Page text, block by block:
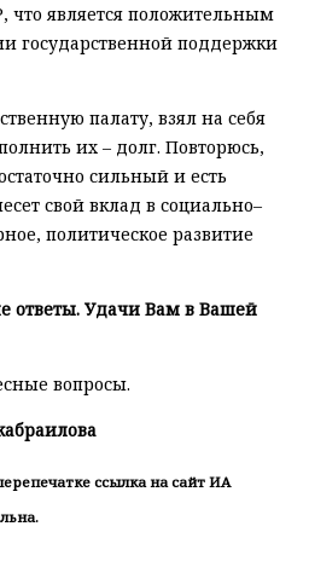
что является положительным
государственной поддержки
палату, взял на себя
их – долг. Повторюсь,
сильный и есть
свой вклад в социально–
политическое развитие
ответы. Удачи Вам в Вашей
вопросы.
ссылка на сайт ИА